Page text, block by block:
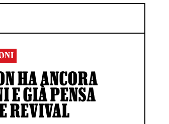
HA ANCORA
E GIÀ PENSA
REVIVAL